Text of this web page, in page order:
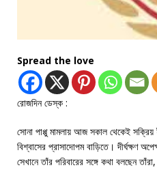
Spread the love
রোজদিন ডেস্ক :
সোনা পাপ্পু মামলায় আজ সকাল থেকেই
বিশ্বাসের প্রাসাদোপম বাড়িতে। দীর্ঘক্ষণ
সেখানে তাঁর পরিবারের সঙ্গে কথা বলছেন